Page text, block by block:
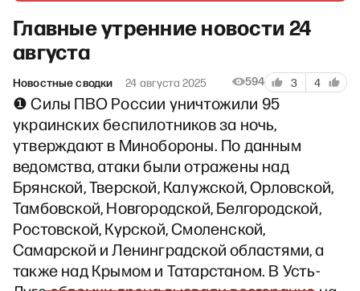
Главные утренние новости 24
августа
Новостные сводки 24 августа 2025 594 3 4
❶ Силы ПВО России уничтожили 95
украинских беспилотников за ночь,
утверждают в Минобороны. По данным
ведомства, атаки были отражены над
Брянской, Тверской, Калужской, Орловской,
Тамбовской, Новгородской, Белгородской,
Ростовской, Курской, Смоленской,
Самарской и Ленинградской областями, а
также над Крымом и Татарстаном. В Усть-